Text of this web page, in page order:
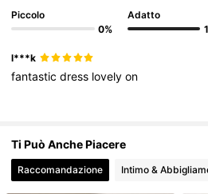
4.76 156K Follower
4.76 156K Follower
Piccolo
0%
Adatto
l***k
fantasticdress lovelyon
Ti Può Anche Piacere
Raccomandazione Intimo &